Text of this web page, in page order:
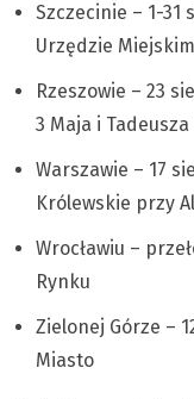
Szczecinie – 1-31
Urzędzie
Rzeszowie – 23
3 Maja i
Warszawie – 17
Królewskie przy
Wrocławiu –
Rynku
Zielonej Górze –
Miasto